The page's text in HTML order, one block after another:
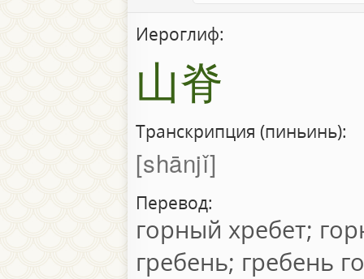
Иероглиф:
山脊
Транскрипция (пиньинь):
shānjǐ
Перевод:
горный хребет;
гребень; гребень